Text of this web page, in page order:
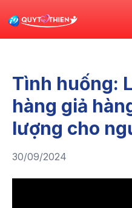
Tình huống:
hàng giả
lượng cho
30/09/2024